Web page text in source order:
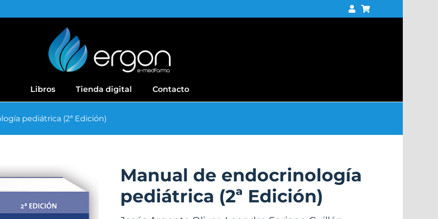
Libros Tienda digital Contacto
pediátrica (2ª Edición)
Manual de endocrinología
pediátrica (2ª Edición)